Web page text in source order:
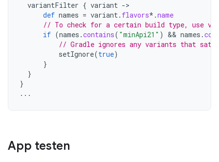
variantFilter { variant ->
def names = variant. flavors*.name
// To check for a certain build type, use
if (names .contains( "minApi21" ) && names .
// Gradle ignores any variants that
setIgnore(true)
}
}
}
...
App testen